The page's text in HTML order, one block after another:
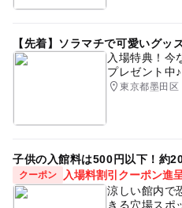
【先着】ソラマチで可愛いグッ
入場特典！今
プレゼント中♪
東京都墨田区
子供の入館料は500円以下！約
クーポン
入場料割引クーポン進
涼しい館内で
きる穴場スポ